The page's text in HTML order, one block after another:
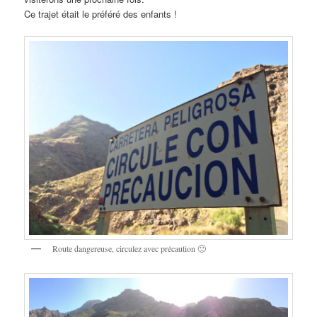
Ce trajet était le préféré des enfants !
Route dangereuse, circulez avec précaution 🙂